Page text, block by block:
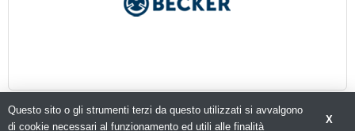
X
Questo sito o gli strumenti terzi da questo utilizzati si avvalgono
di cookie necessari al funzionamento ed utili alle finalità